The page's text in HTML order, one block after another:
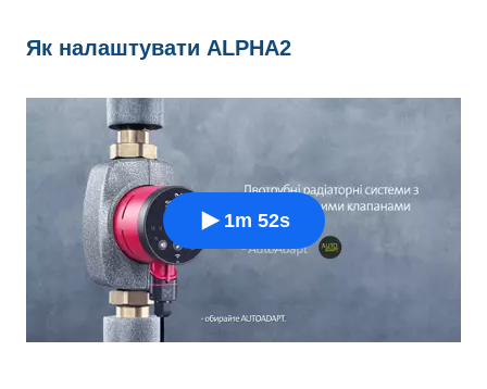
Як налаштувати ALPHA2
1m 52s